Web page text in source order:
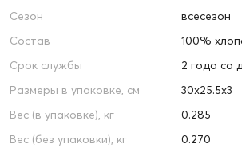
Сезон
всесезон
Состав
100%
Срок службы
2 года со
Размеры в упаковке, см
30х25.5х3
Вес (в упаковке), кг
0.285
Вес (без упаковки), кг
0.270